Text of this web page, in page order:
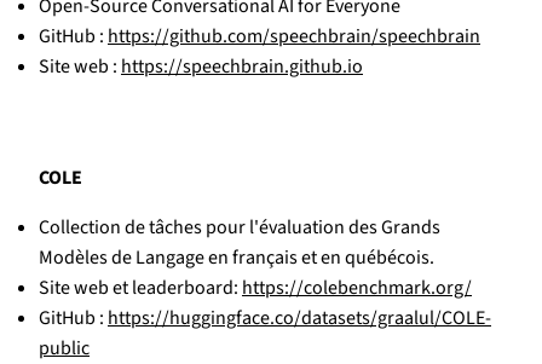
Open-Source Conversational AI for Everyone
GitHub :https://github.com/speechbrain/speechbrain
Site web :https://speechbrain.github.io
COLE
Collection de tâches pour l'évaluation des Grands
Modèles de Langage en français et en québécois.
Site web et leaderboard:https://colebenchmark.org/
GitHub :https://huggingface.co/datasets/graalul/COLE-
public